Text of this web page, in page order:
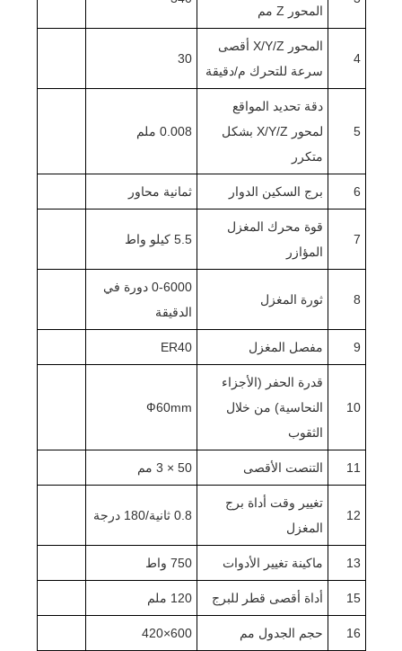
المحور Z مم
4
المحور X/Y/Z أقصى
سرعة للتحرك م/دقيقة
30
5
دقة تحديد المواقع
لمحور X/Y/Z بشكل
متكرر
0.008 ملم
6 برج السكين الدوار ثمانية محاور
7
قوة محرك المغزل
المؤازر
5.5 كيلو واط
8 ثورة المغزل
0-6000 دورة في
الدقيقة
9 مفصل المغزل ER40
10
قدرة الحفر (الأجزاء
النحاسية) من خلال
الثقوب
Ф60mm
11 التنصت الأقصى 50 × 3 مم
12
تغيير وقت أداة برج
المغزل
0.8 ثانية/180 درجة
13 ماكينة تغيير الأدوات 750 واط
15 أداة أقصى قطر للبرج 120 ملم
16 حجم الجدول مم 600×420